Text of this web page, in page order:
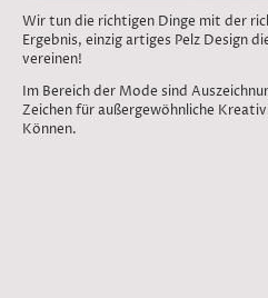
Wir tun die richtigen Dinge mit der
Ergebnis, einzig artiges Pelz Design
vereinen!
Im Bereich der Mode sind
Zeichen für außergewöhnliche
Können.